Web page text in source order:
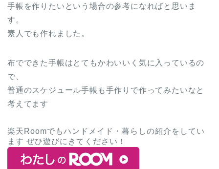
手帳を作りたいという場合の参考になればと思いま
す。
素人でも作れました。
布でできた手帳はとてもかわいいく気に入っているの
で、
普通のスケジュール手帳も手作りで作ってみたいなと
考えてます
楽天Roomでもハンドメイド・暮らしの紹介をしてい
ます ぜひ遊びにきてください！